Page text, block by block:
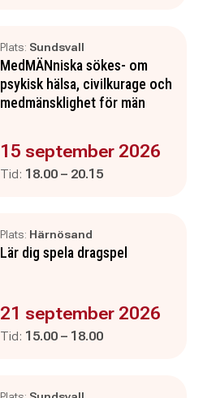
Plats: Sundsvall
MedMÄNniska sökes- om
psykisk hälsa, civilkurage och
medmänsklighet för män
Evenemanget är :
15 september 2026
Tid: Pågår mellan
18.00 – och
20.15
Plats: Härnösand
Lär dig spela dragspel
Evenemanget är :
21 september 2026
Tid: Pågår mellan
15.00 – och
18.00